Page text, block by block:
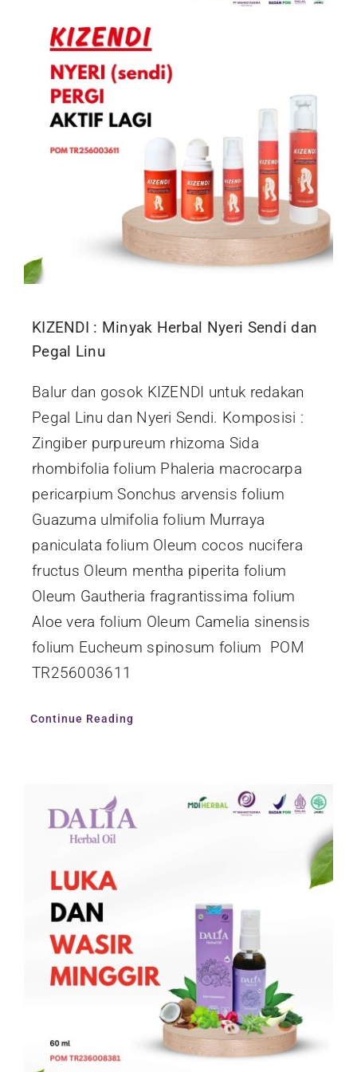
KIZENDI : Minyak Herbal Nyeri Sendi dan
Pegal Linu
Balur dan gosok KIZENDI untuk redakan
Pegal Linu dan Nyeri Sendi. Komposisi :
Zingiber purpureum rhizoma Sida
rhombifolia folium Phaleria macrocarpa
pericarpium Sonchus arvensis folium
Guazuma ulmifolia folium Murraya
paniculata folium Oleum cocos nucifera
fructus Oleum mentha piperita folium
Oleum Gautheria fragrantissima folium
Aloe vera folium Oleum Camelia sinensis
folium Eucheum spinosum folium POM
TR256003611
Continue Reading